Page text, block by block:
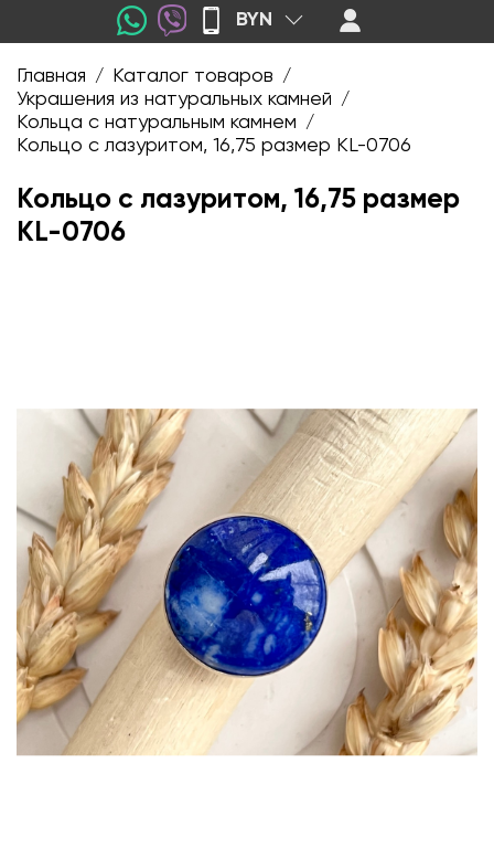
BYN
Главная / Каталог товаров /
Украшения из натуральных камней /
Кольца с натуральным камнем /
Кольцо с лазуритом, 16,75 размер KL-0706
Кольцо с лазуритом, 16,75 размер
KL-0706